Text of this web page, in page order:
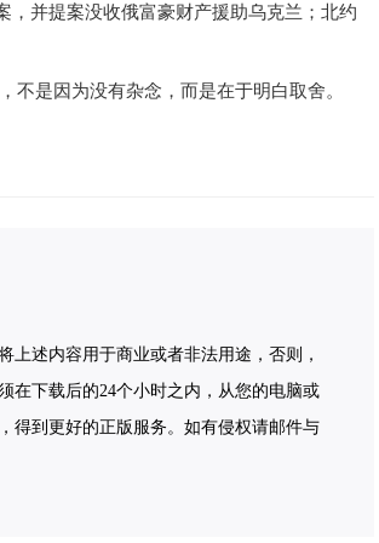
，并提案没收俄富豪财产援助乌克兰；北约
是因为没有杂念，而是在于明白取舍。
述内容用于商业或者非法用途，否则，
在下载后的24个小时之内，从您的电脑或
得到更好的正版服务。如有侵权请邮件与